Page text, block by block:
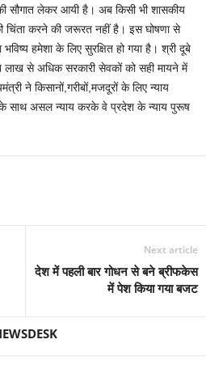
सौगात लेकर आयी है। अब किसी भी शासकीय
चिंता करने की जरूरत नहीं है। इस घोषणा से
हमेशा के लिए सुरक्षित हो गया है। श्री दूबे
से अधिक सरकारी सेवकों को सही मायने में
ने किसानों,गरीबों,मजदूरों के लिए न्याय
के साथ असल न्याय करके वे प्रदेश के न्याय पुरूष
Next article
देश में पहली बार गोधन से बने ब्रीफकेस
में पेश किया गया बजट